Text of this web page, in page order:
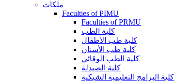
ملكات
Faculties of PIMU
Faculties of PRMU
كلية الطب
كلية طب الأطفال
كلية طب الأسنان
كلية الطب الوقائي
كلية الصيدلة
كلية البرامج التعليمية الشبكية